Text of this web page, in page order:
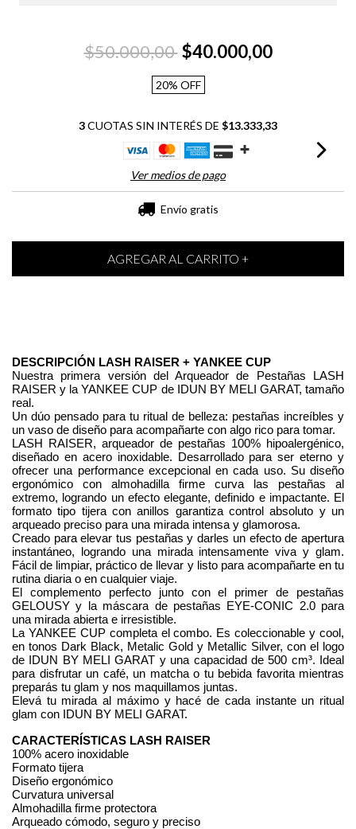
$50.000,00 $40.000,00
20% OFF
3CUOTAS SIN INTERÉS DE $13.333,33
Ver medios de pago
Envío gratis
DESCRIPCIÓN LASH RAISER + YANKEE CUP
Nuestra primera versión del Arqueador de Pestañas LASH
RAISER y la YANKEE CUP de IDUN BY MELI GARAT, tamaño
real.
Un dúo pensado para tu ritual de belleza: pestañas increíbles y
un vaso de diseño para acompañarte con algo rico para tomar.
LASH RAISER, arqueador de pestañas 100% hipoalergénico,
diseñado en acero inoxidable. Desarrollado para ser eterno y
ofrecer una performance excepcional en cada uso. Su diseño
ergonómico con almohadilla firme curva las pestañas al
extremo, logrando un efecto elegante, definido e impactante. El
formato tipo tijera con anillos garantiza control absoluto y un
arqueado preciso para una mirada intensa y glamorosa.
Creado para elevar tus pestañas y darles un efecto de apertura
instantáneo, logrando una mirada intensamente viva y glam.
Fácil de limpiar, práctico de llevar y listo para acompañarte en tu
rutina diaria o en cualquier viaje.
El complemento perfecto junto con el primer de pestañas
GELOUSY y la máscara de pestañas EYE-CONIC 2.0 para
una mirada abierta e irresistible.
La YANKEE CUP completa el combo. Es coleccionable y cool,
en tonos Dark Black, Metalic Gold y Metallic Silver, con el logo
de IDUN BY MELI GARAT y una capacidad de 500 cm³. Ideal
para disfrutar un café, un matcha o tu bebida favorita mientras
preparás tu glam y nos maquillamos juntas.
Elevá tu mirada al máximo y hacé de cada instante un ritual
glam con IDUN BY MELI GARAT.
CARACTERÍSTICAS LASH RAISER
100% acero inoxidable
Formato tijera
Diseño ergonómico
Curvatura universal
Almohadilla firme protectora
Arqueado cómodo, seguro y preciso